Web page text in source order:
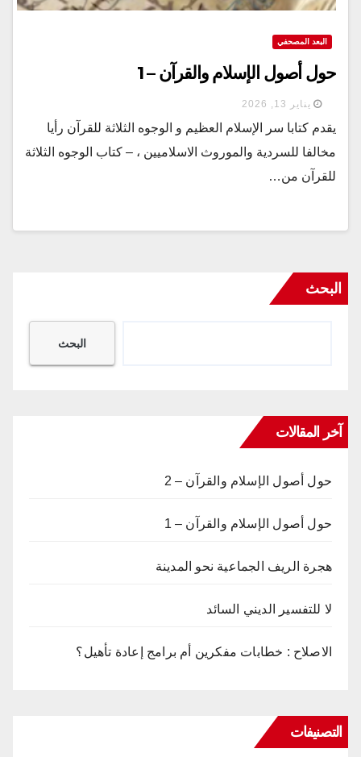
البعد المصحفي
حول أصول الإسلام والقرآن – 1
يناير 13, 2026
يقدم كتابا سر الإسلام العظيم و الوجوه الثلاثة للقرآن رأيا
مخالفا للسردية والموروث الاسلاميين ، – كتاب الوجوه الثلاثة
للقرآن من…
البحث
البحث
آخر المقالات
حول أصول الإسلام والقرآن – 2
حول أصول الإسلام والقرآن – 1
هجرة الريف الجماعية نحو المدينة
لا للتفسير الديني السائد
الاصلاح : خطابات مفكرين أم برامج إعادة تأهيل؟
التصنيفات